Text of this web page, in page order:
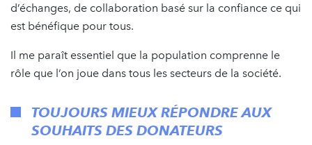
d’échanges, de collaboration basé sur la confiance ce qui
est bénéfique pour tous.
Il me paraît essentiel que la population comprenne le
rôle que l’on joue dans tous les secteurs de la société.
TOUJOURS MIEUX RÉPONDRE AUX
SOUHAITS DES DONATEURS